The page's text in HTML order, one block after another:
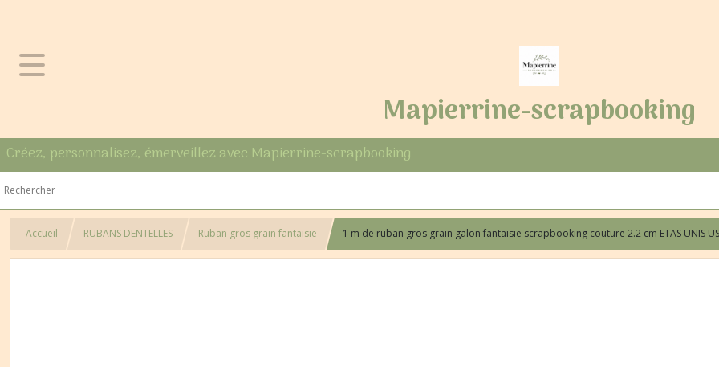
Mapierrine-scrapbooking
Créez, personnalisez, émerveillez avec Mapierrine-scrapbooking
Accueil RUBANS DENTELLES Ruban gros grain fantaisie 1 m de ruban gros grain galon fantaisie scrapbooking couture 2.2 cm ETAS UNIS